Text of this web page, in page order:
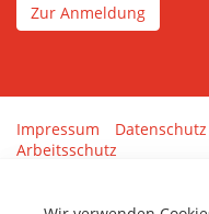
Zur Anmeldung
Impressum Datenschutz
Arbeitsschutz